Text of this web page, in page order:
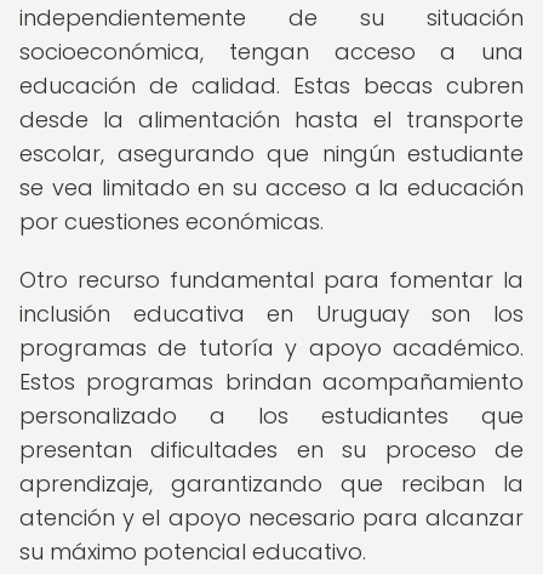
independientemente de su situación
socioeconómica, tengan acceso a una
educación de calidad. Estas becas cubren
desde la alimentación hasta el transporte
escolar, asegurando que ningún estudiante
se vea limitado en su acceso a la educación
por cuestiones económicas.
Otro recurso fundamental para fomentar la
inclusión educativa en Uruguay son los
programas de tutoría y apoyo académico.
Estos programas brindan acompañamiento
personalizado a los estudiantes que
presentan dificultades en su proceso de
aprendizaje, garantizando que reciban la
atención y el apoyo necesario para alcanzar
su máximo potencial educativo.